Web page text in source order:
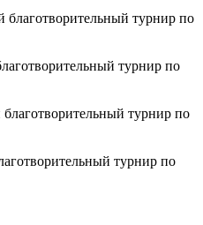
турнир по
турнир по